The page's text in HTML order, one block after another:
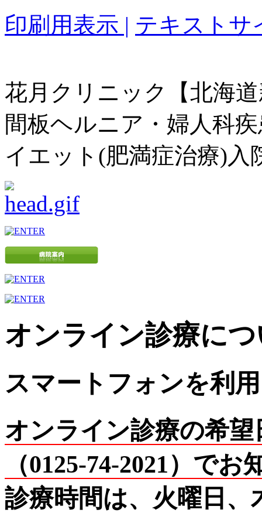
印刷用表示 | テキスト
花月クリニック【北海
間板ヘルニア・婦人科
イエット(肥満症治療)入
オンライン診療に
スマートフォンを利
オンライン診療の希
（0125-74-2021）で
診療時間は、火曜日、